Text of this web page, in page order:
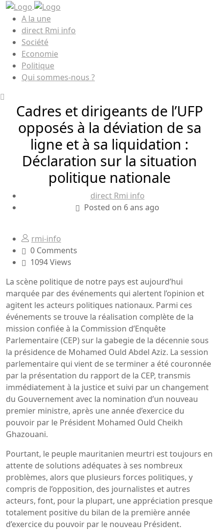
A la une
direct Rmi info
Société
Economie
Politique
Qui sommes-nous ?
Cadres et dirigeants de l’UFP
opposés à la déviation de sa
ligne et à sa liquidation :
Déclaration sur la situation
politique nationale
direct Rmi info
Posted on 6 ans ago
rmi-info
0 Comments
1094 Views
La scène politique de notre pays est aujourd’hui
marquée par des événements qui alertent l’opinion et
agitent les acteurs politiques nationaux. Parmi ces
événements se trouve la réalisation complète de la
mission confiée à la Commission d’Enquête
Parlementaire (CEP) sur la gabegie de la décennie sous
la présidence de Mohamed Ould Abdel Aziz. La session
parlementaire qui vient de se terminer a été couronnée
par la présentation du rapport de la CEP, transmis
immédiatement à la justice et suivi par un changement
du Gouvernement avec la nomination d’un nouveau
premier ministre, après une année d’exercice du
pouvoir par le Président Mohamed Ould Cheikh
Ghazouani.
Pourtant, le peuple mauritanien meurtri est toujours en
attente de solutions adéquates à ses nombreux
problèmes, alors que plusieurs forces politiques, y
compris de l’opposition, des journalistes et autres
acteurs, font, pour la plupart, une appréciation presque
totalement positive du bilan de la première année
d’exercice du pouvoir par le nouveau Président.